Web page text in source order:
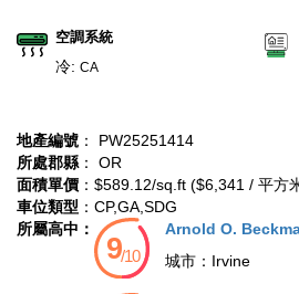
空調系統
冷: CA
地產編號 ： PW25251414
所處郡縣 ： OR
面積單價 ：$589.12/sq.ft ($6,341 / 平方
車位類型 ：CP,GA,SDG
所屬高中：
Arnold O.
城市： Irvine